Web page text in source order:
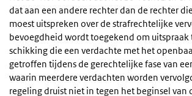
dat aan een andere rechter dan de rechter
moest uitspreken over de strafrechtelijke
bevoegdheid wordt toegekend om uitspraak
schikking die een verdachte met het
getroffen tijdens de gerechtelijke fase van
waarin meerdere verdachten worden
regeling druist niet in tegen het beginsel